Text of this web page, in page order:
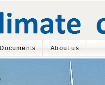
Documents About us